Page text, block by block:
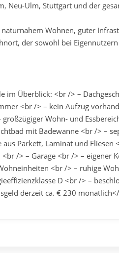
Neu-Ulm, Stuttgart und der
Wohnen, guter
der sowohl bei
im Überblick: <br /> –
<br /> – kein Aufzug
Wohn- und
mit Badewanne <br /> –
aus Parkett, Laminat und
/> – Garage <br /> – eigener
<br /> – ruhige
D <br /> –
derzeit ca. € 230